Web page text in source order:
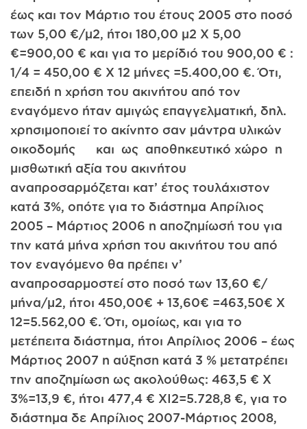
έως και τον Μάρτιο του έτους 2005 στο ποσό
των 5,00 €/μ2, ήτοι 180,00 μ2 X 5,00
€=900,00 € και για το μερίδιό του 900,00 € :
1/4 = 450,00 € X 12 μήνες =5.400,00 €. Ότι,
επειδή η χρήση του ακινήτου από τον
εναγόμενο ήταν αμιγώς επαγγελματική, δηλ.
χρησιμοποιεί το ακίνητο σαν μάντρα υλικών
οικοδομής και ως αποθηκευτικό χώρο η
μισθωτική αξία του ακινήτου
αναπροσαρμόζεται κατ’ έτος τουλάχιστον
κατά 3%, οπότε για το διάστημα Απρίλιος
2005 – Μάρτιος 2006 η αποζημίωσή του για
την κατά μήνα χρήση του ακινήτου του από
τον εναγόμενο θα πρέπει ν’
αναπροσαρμοστεί στο ποσό των 13,60 €/
μήνα/μ2, ήτοι 450,00€ + 13,60€ =463,50€ X
12=5.562,00 €. Ότι, ομοίως, και για το
μετέπειτα διάστημα, ήτοι Απρίλιος 2006 – έως
Μάρτιος 2007 η αύξηση κατά 3 % μετατρέπει
την αποζημίωση ως ακολούθως: 463,5 € X
3%=13,9 €, ήτοι 477,4 € ΧΙ2=5.728,8 €, για το
διάστημα δε Απρίλιος 2007-Μάρτιος 2008,